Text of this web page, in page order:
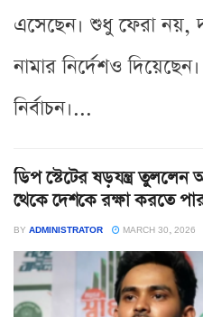
এসেছেন। শুধু ফেরা নয়,
নামার নির্দেশও
নির্বাচন।...
ডিপ স্টেটের ষড়যন্ত্র
থেকে দেশকে রক্ষা করতে
BY ADMINISTRATOR MARCH 30, 2026